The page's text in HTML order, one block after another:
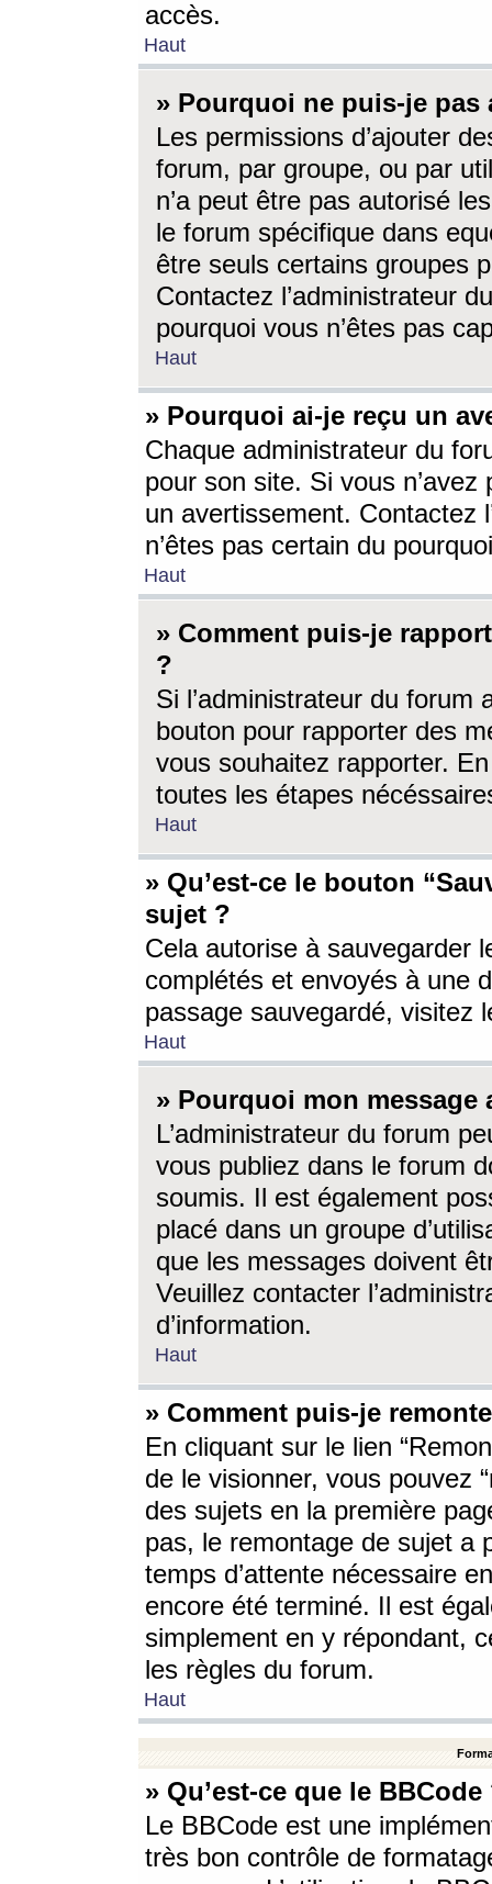
accès.
Haut
» Pourquoi ne puis-je
Les permissions d’ajouter
forum, par groupe, ou par
n’a peut être pas autorisé
le forum spécifique dans
être seuls certains groupes
Contactez l’administrateur
pourquoi vous n’êtes pas
Haut
» Pourquoi ai-je reçu un
Chaque administrateur du
pour son site. Si vous
un avertissement. Contactez
n’êtes pas certain du
Haut
» Comment puis-je
?
Si l’administrateur du forum
bouton pour rapporter des
vous souhaitez rapporter.
toutes les étapes
Haut
» Qu’est-ce le bouton
sujet ?
Cela autorise à sauvegarder
complétés et envoyés à une
passage sauvegardé, visitez
Haut
» Pourquoi mon message
L’administrateur du forum
vous publiez dans le forum
soumis. Il est également
placé dans un groupe
que les messages doivent
Veuillez contacter
d’information.
Haut
» Comment puis-je
En cliquant sur le lien
de le visionner, vous pouvez
des sujets en la première
pas, le remontage de sujet a
temps d’attente nécessaire
encore été terminé. Il est
simplement en y répondant,
les règles du forum.
Haut
» Qu’est-ce que le BBCode
Le BBCode est une
très bon contrôle de